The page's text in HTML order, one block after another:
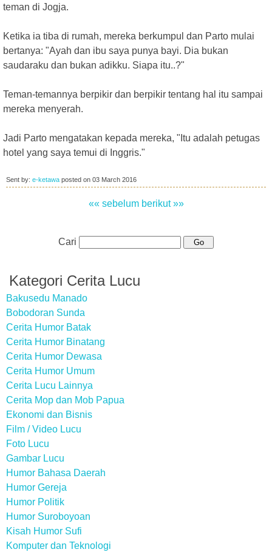
teman di Jogja.
Ketika ia tiba di rumah, mereka berkumpul dan Parto mulai
bertanya: "Ayah dan ibu saya punya bayi. Dia bukan
saudaraku dan bukan adikku. Siapa itu..?"
Teman-temannya berpikir dan berpikir tentang hal itu sampai
mereka menyerah.
Jadi Parto mengatakan kepada mereka, "Itu adalah petugas
hotel yang saya temui di Inggris."
Sent by: e-ketawa posted on 03 March 2016
«« sebelum berikut »»
Cari
Kategori Cerita Lucu
Bakusedu Manado
Bobodoran Sunda
Cerita Humor Batak
Cerita Humor Binatang
Cerita Humor Dewasa
Cerita Humor Umum
Cerita Lucu Lainnya
Cerita Mop dan Mob Papua
Ekonomi dan Bisnis
Film / Video Lucu
Foto Lucu
Gambar Lucu
Humor Bahasa Daerah
Humor Gereja
Humor Politik
Humor Suroboyoan
Kisah Humor Sufi
Komputer dan Teknologi